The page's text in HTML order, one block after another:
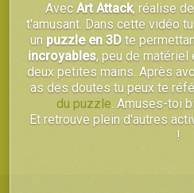
Avec Art Attack, réalise
t'amusant. Dans cette vidéo
un puzzle en 3Dte
incroyables, peu de
deux petites mains. Après
as des doutes tu peux te
du puzzle. Amuses-toi
Et retrouve plein d'autres
!